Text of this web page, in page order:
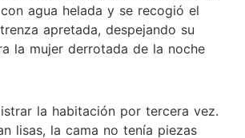
agua helada y se recogió el
apretada, despejando su
la mujer derrotada de la noche
la habitación por tercera vez.
lisas, la cama no tenía piezas